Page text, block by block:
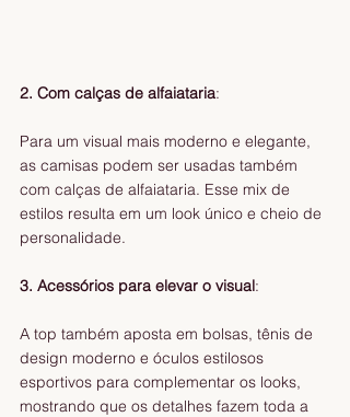
2. Com calças de alfaiataria:
Para um visual mais moderno e elegante,
as camisas podem ser usadas também
com calças de alfaiataria. Esse mix de
estilos resulta em um look único e cheio de
personalidade.
3. Acessórios para elevar o visual:
A top também aposta em bolsas, tênis de
design moderno e óculos estilosos
esportivos para complementar os looks,
mostrando que os detalhes fazem toda a